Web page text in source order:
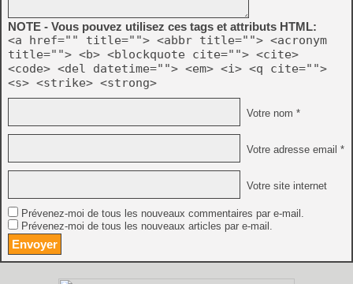
NOTE - Vous pouvez utilisez ces tags et attributs HTML:
<a href="" title=""> <abbr title=""> <acronym
title=""> <b> <blockquote cite=""> <cite>
<code> <del datetime=""> <em> <i> <q cite="">
<s> <strike> <strong>
Votre nom *
Votre adresse email *
Votre site internet
Prévenez-moi de tous les nouveaux commentaires par e-mail.
Prévenez-moi de tous les nouveaux articles par e-mail.